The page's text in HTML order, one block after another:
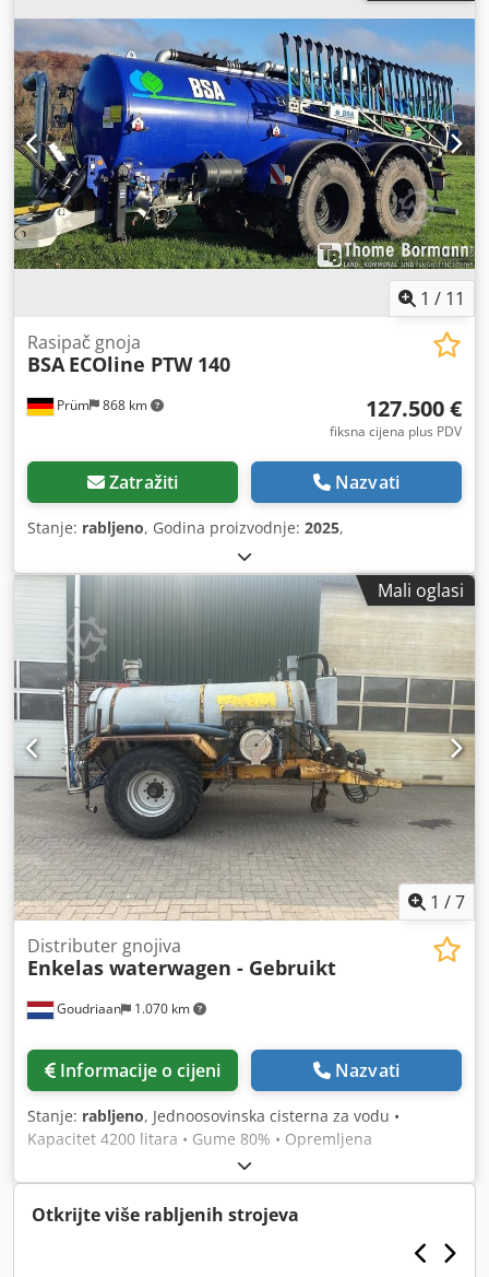
1 / 11
Prüm 868 km
Rasipač gnoja
BSA ECOline PTW 140
127.500 €
fiksna cijena plus PDV
Zatražiti Nazvati
Stanje: rabljeno, Godina proizvodnje: 2025,
Mali oglasi
1 /7
Goudriaan 1.070 km
Distributer gnojiva
Enkelas waterwagen - Gebruikt
Informacije o cijeni Nazvati
Stanje: rabljeno, Jednoosovinska cisterna za vodu •
Kapacitet 4200 litara • Gume 80% • Opremljena
vakuumskom pumpom Csdpfxezbmlno Acmerf • Direktno iz
rada Stanje: Rabljeno
Otkrijte više rabljenih strojeva